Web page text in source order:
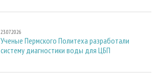
23.07.2026
Ученые Пермского Политеха разработали
систему диагностики воды для ЦБП